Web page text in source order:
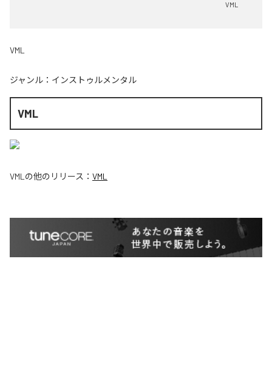
VML
VML
ジャンル： インストゥルメンタル
VML
VML の他のリリース： VML